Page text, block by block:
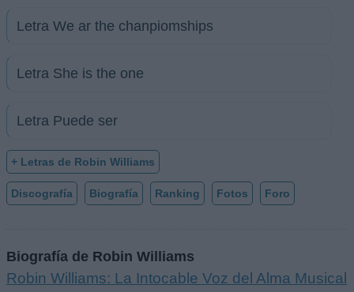
Letra We ar the chanpiomships
Letra She is the one
Letra Puede ser
+ Letras de Robin Williams
Discografía Biografía Ranking Fotos Foro
Biografía de Robin Williams
Robin Williams: La Intocable Voz del Alma Musical